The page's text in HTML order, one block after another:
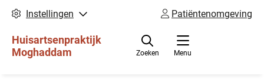
Instellingen Patiëntenomgeving
Huisartsenpraktijk
Moghaddam
Menu
Zoeken